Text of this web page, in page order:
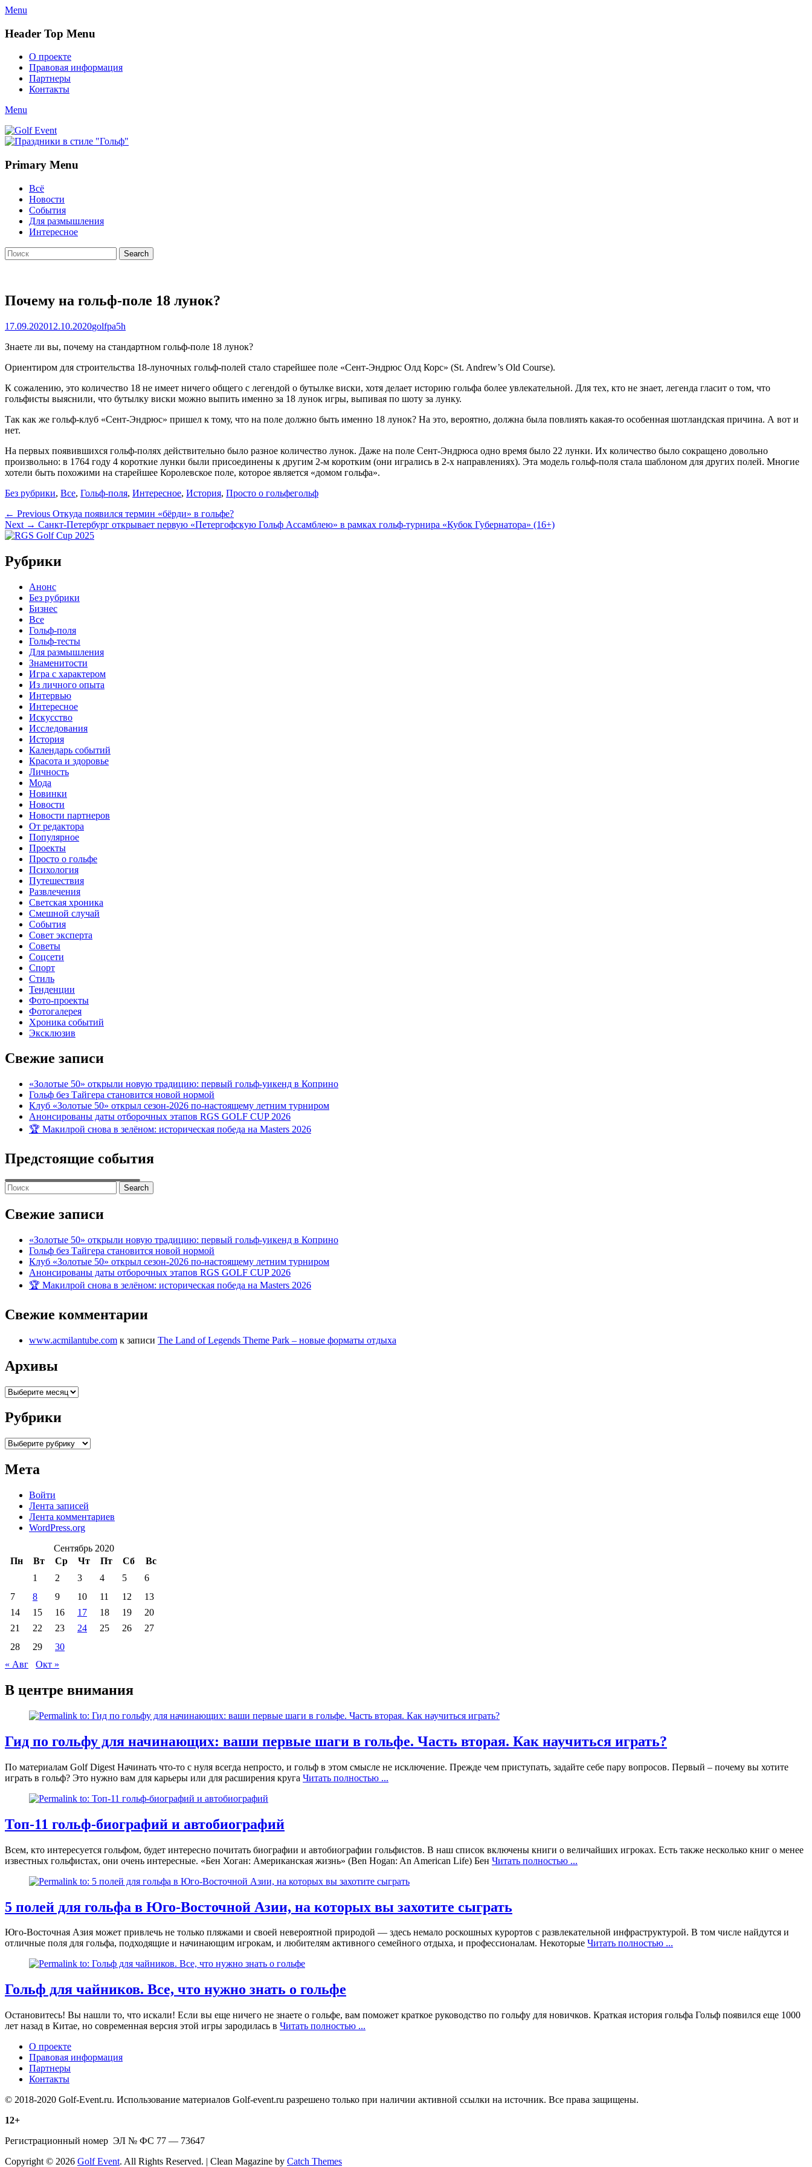
Menu
Header Top Menu
Skip
content
О проекте
Правовая информация
Партнеры
Контакты
Twitter
Email
YouTube
Website
Link
Menu
Golf Event
СМИ о гольфе, гольф-события, новости гольфа. Russian golf media
Primary Menu
Skip
content
Всё
Новости
События
Для размышления
Интересное
Search
Search
for:
Почему на гольф-поле 18 лунок?
Posted
17.09.202012.10.2020Author
golfpa5h
Знаете ли вы, почему на стандартном гольф-поле 18 лунок?
Ориентиром для строительства 18-луночных гольф-полей стало старейшее поле «Сент-Эндрюс Олд Корс» (St. Andrew’s Old Course).
К сожалению, это количество 18 не имеет ничего общего с легендой о бутылке виски, хотя делает историю гольфа более увлекательной. Для тех, кто не знает, легенда гласит о том, что
гольфисты выяснили, что бутылку виски можно выпить именно за 18 лунок игры, выпивая по шоту за лунку.
Так как же гольф-клуб «Сент-Эндрюс» пришел к тому, что на поле должно быть именно 18 лунок? На это, вероятно, должна была повлиять какая-то особенная шотландская причина. А вот и
нет.
На первых появившихся гольф-полях действительно было разное количество лунок. Даже на поле Сент-Эндрюса одно время было 22 лунки. Их количество было сокращено довольно
произвольно: в 1764 году 4 короткие лунки были присоединены к другим 2-м коротким (они игрались в 2-х направлениях). Эта модель гольф-поля стала шаблоном для других полей. Многие
хотели быть похожими на старейшее Королевское поле, которое является «домом гольфа».
Categories
Без рубрики, Все, Гольф-поля, Интересное, История, Просто о гольфеTags
гольф
Навигация
по
← Previous Previous
post:
Откуда появился термин «бёрди» в гольфе?
Next → Next
post:
Санкт-Петербург открывает первую «Петергофскую Гольф Ассамблею» в рамках гольф-турнира «Кубок Губернатора» (16+)
Рубрики
Анонс
Без рубрики
Бизнес
Все
Гольф-поля
Гольф-тесты
Для размышления
Знаменитости
Игра с характером
Из личного опыта
Интервью
Интересное
Искусство
Исследования
История
Календарь событий
Красота и здоровье
Личность
Мода
Новинки
Новости
Новости партнеров
От редактора
Популярное
Проекты
Просто о гольфе
Психология
Путешествия
Развлечения
Светская хроника
Смешной случай
События
Совет эксперта
Советы
Соцсети
Спорт
Стиль
Тенденции
Фото-проекты
Фотогалерея
Хроника событий
Эксклюзив
Свежие записи
«Золотые 50» открыли новую традицию: первый гольф-уикенд в Коприно
Гольф без Тайгера становится новой нормой
Клуб «Золотые 50» открыл сезон-2026 по-настоящему летним турниром
Анонсированы даты отборочных этапов RGS GOLF CUP 2026
🏆 Макилрой снова в зелёном: историческая победа на Masters 2026
Предстоящие события
Search
for:
Свежие записи
«Золотые 50» открыли новую традицию: первый гольф-уикенд в Коприно
Гольф без Тайгера становится новой нормой
Клуб «Золотые 50» открыл сезон-2026 по-настоящему летним турниром
Анонсированы даты отборочных этапов RGS GOLF CUP 2026
🏆 Макилрой снова в зелёном: историческая победа на Masters 2026
Свежие комментарии
www.acmilantube.com к записи The Land of Legends Theme Park – новые форматы отдыха
Архивы
Архивы
Рубрики
Рубрики
Мета
Войти
Лента записей
Лента комментариев
WordPress.org
Сентябрь 2020
Пн
Вт Ср Чт Пт Сб
Вс
1
2 3 4 5
6
7
8 9 10 11 12
13
14
15 16 17 18 19
20
21
22 23 24 25 26
27
28
29
30
« Авг
Окт »
В центре внимания
Гид по гольфу для начинающих: ваши первые шаги в гольфе. Часть вторая. Как научиться играть?
По материалам Golf Digest Начинать что-то с нуля всегда непросто, и гольф в этом смысле не исключение. Прежде чем приступать, задайте себе пару вопросов. Первый – почему вы хотите
играть в гольф? Это нужно вам для карьеры или для расширения круга Читать полностью ...
Топ-11 гольф-биографий и автобиографий
Всем, кто интересуется гольфом, будет интересно почитать биографии и автобиографии гольфистов. В наш список включены книги о величайших игроках. Есть также несколько книг о менее
известных гольфистах, они очень интересные. «Бен Хоган: Американская жизнь» (Ben Hogan: An American Life) Бен Читать полностью ...
5 полей для гольфа в Юго-Восточной Азии, на которых вы захотите сыграть
Юго-Восточная Азия может привлечь не только пляжами и своей невероятной природой — здесь немало роскошных курортов с развлекательной инфраструктурой. В том числе найдутся и
отличные поля для гольфа, подходящие и начинающим игрокам, и любителям активного семейного отдыха, и профессионалам. Некоторые Читать полностью ...
Гольф для чайников. Все, что нужно знать о гольфе
Остановитесь! Вы нашли то, что искали! Если вы еще ничего не знаете о гольфе, вам поможет краткое руководство по гольфу для новичков. Краткая история гольфа Гольф появился еще 1000
лет назад в Китае, но современная версия этой игры зародилась в Читать полностью ...
О проекте
Правовая информация
Партнеры
Контакты
© 2018-2020 Golf-Event.ru. Использование материалов Golf-event.ru разрешено только при наличии активной ссылки на источник. Все права защищены.
12+
Регистрационный номер ЭЛ № ФС 77 — 73647
Copyright © 2026 Golf Event. All Rights Reserved. | Clean Magazine by Catch Themes